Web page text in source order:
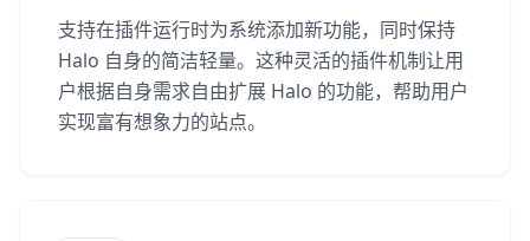
支持在插件运行时为系统添加新功能，同时保持
Halo 自身的简洁轻量。这种灵活的插件机制让用
户根据自身需求自由扩展 Halo 的功能，帮助用户
实现富有想象力的站点。